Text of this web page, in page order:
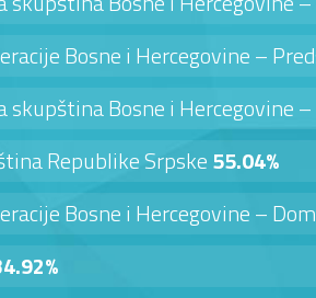
Bosne i Hercegovine –
skupština Bosne i Hercegovine
Republike Srpske55.04%
Bosne i Hercegovine –